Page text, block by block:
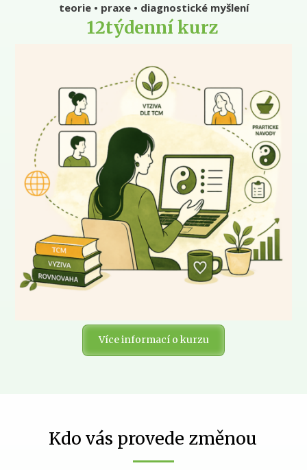
teorie • praxe • diagnostické myšlení
12týdenní kurz
Více informací o kurzu
Kdo vás provede změnou